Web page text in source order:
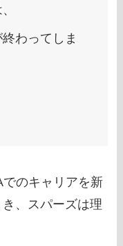
わってしま
のキャリアを新
、スパーズは理